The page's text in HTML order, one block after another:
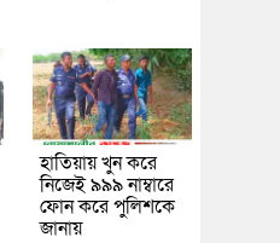
হাতিয়ায় খুন করে
নিজেই ৯৯৯ নাম্বারে
ফোন করে পুলিশকে
জানায়